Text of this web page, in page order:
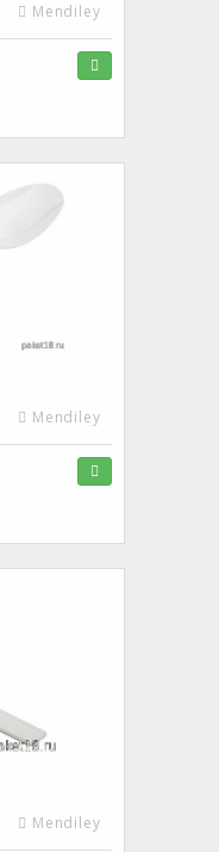
Mendiley
Mendiley
Mendiley